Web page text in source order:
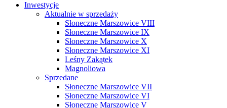
Inwestycje
Aktualnie w sprzedaży
Słoneczne Marszowice VIII
Słoneczne Marszowice IX
Słoneczne Marszowice X
Słoneczne Marszowice XI
Leśny Zakątek
Magnoliowa
Sprzedane
Słoneczne Marszowice VII
Słoneczne Marszowice VI
Słoneczne Marszowice V